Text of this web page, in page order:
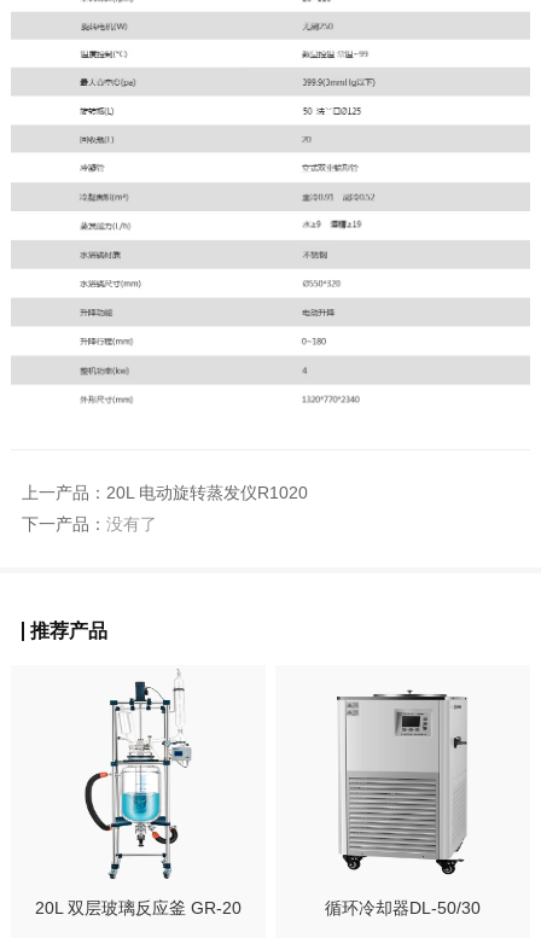
上一产品： 20L 电动旋转蒸发仪R1020
下一产品： 没有了
推荐产品
20L 双层玻璃反应釜 GR-20 循环冷却器DL-50/30